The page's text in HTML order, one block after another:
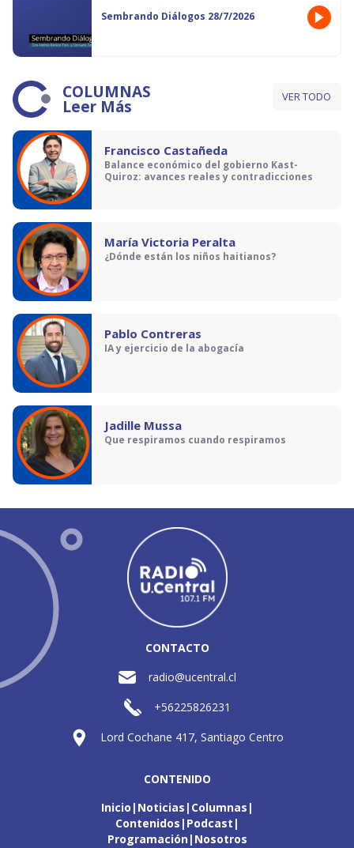
Sembrando Diálogos 28/7/2026
COLUMNAS
Leer Más VER TODO
Francisco Castañeda
Balance económico del gobierno Kast-
Quiroz: avances reales y contradicciones
María Victoria Peralta
¿Dónde están los niños haitianos?
Pablo Contreras
IA y ejercicio de la abogacía
Jadille Mussa
Que respiramos cuando respiramos
CONTACTO
radio@ucentral.cl
+56225826231
Lord Cochane 417, Santiago Centro
CONTENIDO
Inicio Noticias Columnas
Contenidos Podcast
Programación Nosotros